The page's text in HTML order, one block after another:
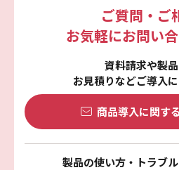
ご質問・ご
お気軽にお問い
資料請求や製品
お見積りなどご導入
商品導入に関する
製品の使い方・トラブ